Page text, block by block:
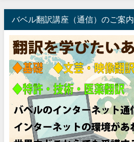
バベル翻訳講座（通信）のご案内